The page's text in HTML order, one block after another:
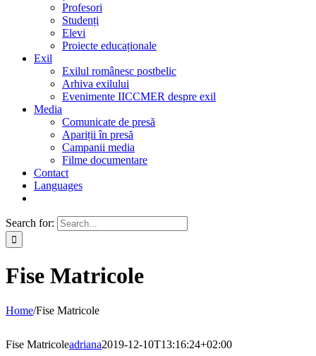
Profesori
Studenți
Elevi
Proiecte educaționale
Exil
Exilul românesc postbelic
Arhiva exilului
Evenimente IICCMER despre exil
Media
Comunicate de presă
Apariții în presă
Campanii media
Filme documentare
Contact
Languages
Search for:
Fise Matricole
Home/Fise Matricole
Fise Matricoleadriana2019-12-10T13:16:24+02:00